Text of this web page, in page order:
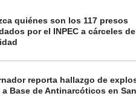
quiénes son los 117 presos
por el INPEC a cárceles
reporta hallazgo de
a Base de Antinarcóticos en San